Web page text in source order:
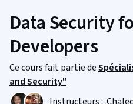
Data Security
Developers
Ce cours fait partie de
and Security"